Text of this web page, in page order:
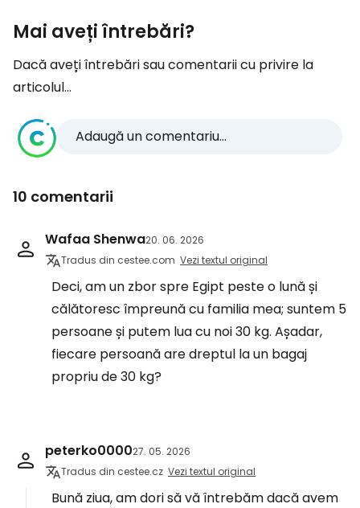
Mai aveți întrebări?
Dacă aveți întrebări sau comentarii cu privire la
articolul...
Adaugă un comentariu...
10 comentarii
Wafaa Shenwa20. 06. 2026
Tradus din cestee.com Vezi textul original
Deci, am un zbor spre Egipt peste o lună și
călătoresc împreună cu familia mea; suntem 5
persoane și putem lua cu noi 30 kg. Așadar,
fiecare persoană are dreptul la un bagaj
propriu de 30 kg?
peterko000027. 05. 2026
Tradus din cestee.cz Vezi textul original
Bună ziua, am dori să vă întrebăm dacă avem